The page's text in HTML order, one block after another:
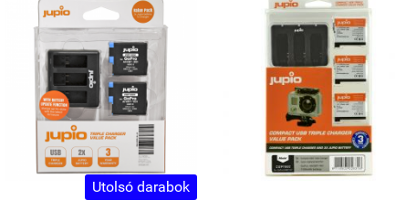
Utolsó darabok